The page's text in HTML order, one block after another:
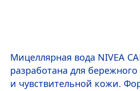
Мицеллярная вода NIVEA
разработана для
и чувствительной кожи.